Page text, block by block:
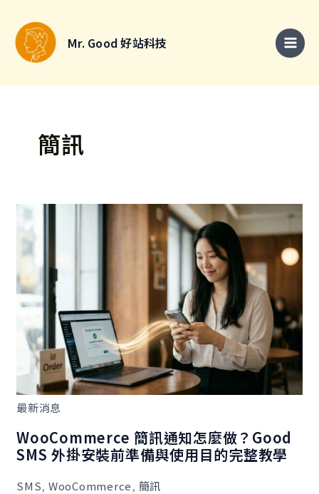
內
Mr. Good 好站科技
簡訊
最新消息
WooCommerce 簡訊通知怎麼做？Good
SMS 外掛安裝前準備與使用目的完整教學
SMS, WooCommerce, 簡訊
簡
麼
做？
Good
SMS
外
安
裝
前
準
備
與
使
用
的
完
整
尋
關